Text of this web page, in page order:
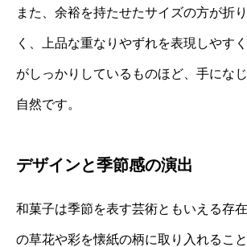
また、余裕を持たせたサイズの方が折
く、上品な重なりやずれを表現しやす
がしっかりしているものほど、手にな
自然です。
デザインと季節感の演出
和菓子は季節を表す芸術ともいえる存
の草花や彩を懐紙の柄に取り入れるこ